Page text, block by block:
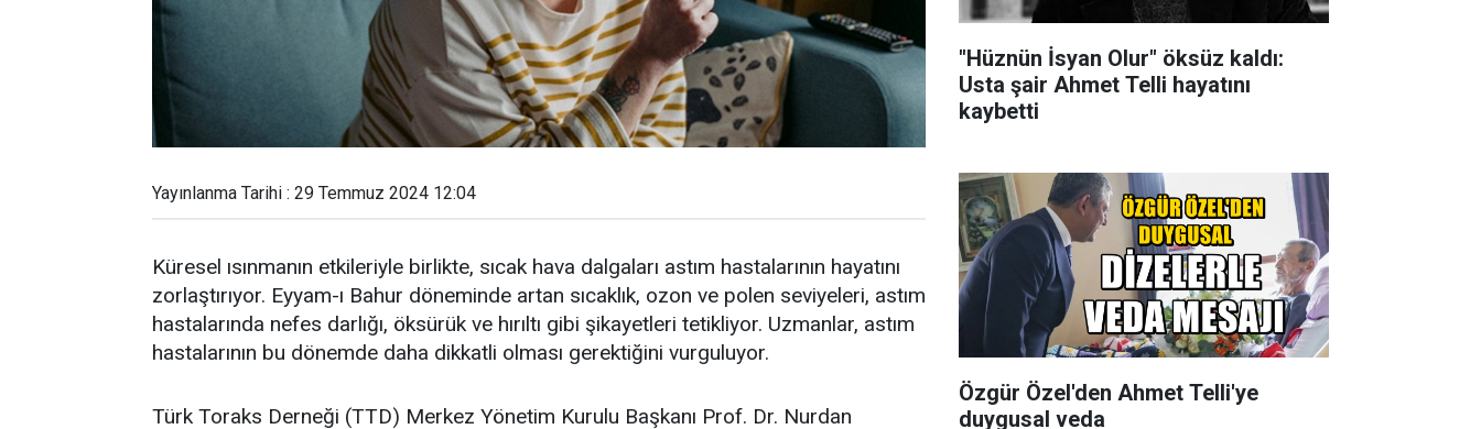
Yayınlanma Tarihi : 29 Temmuz 2024 12:04
Küresel ısınmanın etkileriyle birlikte, sıcak hava dalgaları astım hastalarının hayatını
zorlaştırıyor. Eyyam-ı Bahur döneminde artan sıcaklık, ozon ve polen seviyeleri, astım
hastalarında nefes darlığı, öksürük ve hırıltı gibi şikayetleri tetikliyor. Uzmanlar, astım
hastalarının bu dönemde daha dikkatli olması gerektiğini vurguluyor.
Türk Toraks Derneği (TTD) Merkez Yönetim Kurulu Başkanı Prof. Dr. Nurdan
"Hüznün İsyan Olur" öksüz kaldı:
Usta şair Ahmet Telli hayatını
kaybetti
Özgür Özel'den Ahmet Telli'ye
duygusal veda